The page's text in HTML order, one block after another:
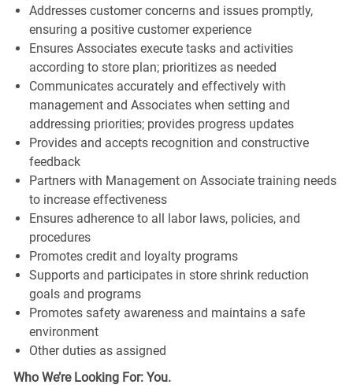
Addresses customer concerns and issues promptly,
ensuring a positive customer experience
Ensures Associates execute tasks and activities
according to store plan; prioritizes as needed
Communicates accurately and effectively with
management and Associates when setting and
addressing priorities; provides progress updates
Provides and accepts recognition and constructive
feedback
Partners with Management on Associate training needs
to increase effectiveness
Ensures adherence to all labor laws, policies, and
procedures
Promotes credit and loyalty programs
Supports and participates in store shrink reduction
goals and programs
Promotes safety awareness and maintains a safe
environment
Other duties as assigned
Who We’re Looking For: You.